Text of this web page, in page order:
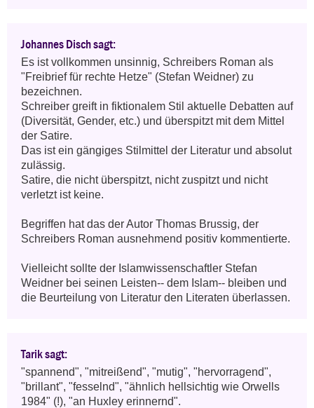
Johannes Disch sagt:
Es ist vollkommen unsinnig, Schreibers Roman als
"Freibrief für rechte Hetze" (Stefan Weidner) zu
bezeichnen.
Schreiber greift in fiktionalem Stil aktuelle Debatten auf
(Diversität, Gender, etc.) und überspitzt mit dem Mittel
der Satire.
Das ist ein gängiges Stilmittel der Literatur und absolut
zulässig.
Satire, die nicht überspitzt, nicht zuspitzt und nicht
verletzt ist keine.
Begriffen hat das der Autor Thomas Brussig, der
Schreibers Roman ausnehmend positiv kommentierte.
Vielleicht sollte der Islamwissenschaftler Stefan
Weidner bei seinen Leisten-- dem Islam-- bleiben und
die Beurteilung von Literatur den Literaten überlassen.
Tarik sagt:
"spannend", "mitreißend", "mutig", "hervorragend",
"brillant", "fesselnd", "ähnlich hellsichtig wie Orwells
1984" (!), "an Huxley erinnernd".